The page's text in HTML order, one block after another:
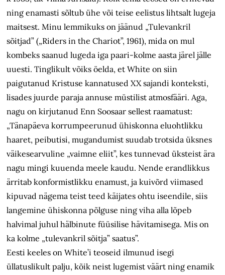
ning enamasti sõltub ühe või teise eelistus lihtsalt lugeja
maitsest. Minu lemmikuks on jäänud „Tulevankril
sõitjad” („Riders in the Chariot”, 1961), mida on mul
kombeks saanud lugeda iga paari-kolme aasta järel jälle
uuesti. Tinglikult võiks öelda, et White on siin
paigutanud Kristuse kannatused XX sajandi konteksti,
lisades juurde paraja annuse müstilist atmosfääri. Aga,
nagu on kirjutanud Enn Soosaar sellest raamatust:
„Tänapäeva korrumpeerunud ühiskonna eluohtlikku
haaret, peibutisi, mugandumist suudab trotsida üksnes
väikese­arvuline „vaimne eliit”, kes tunnevad üksteist ära
nagu mingi kuuenda meele kaudu. Nende erandlikkus
ärritab konformistlikku enamust, ja kuivõrd viimased
kipuvad nägema teist teed käijates ohtu iseendile, siis
langemine ühiskonna põlguse ning viha alla lõpeb
halvimal juhul hälbinute füüsilise hävitamisega. Mis on
ka kolme „tulevankril sõitja” saatus”.
Eesti keeles on White’i teoseid ilmunud isegi
üllatuslikult palju, kõik neist lugemist väärt ning enamik